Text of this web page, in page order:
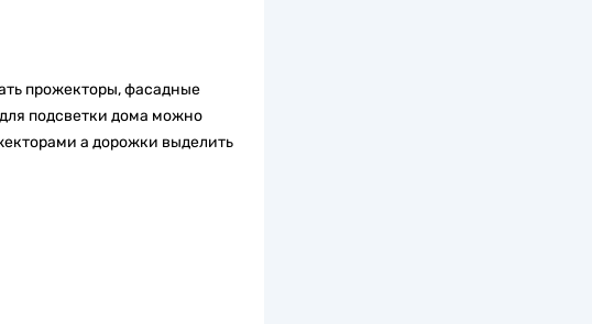
прожекторы, фасадные
подсветки дома можно
а дорожки выделить